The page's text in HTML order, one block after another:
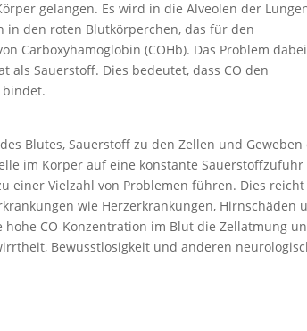
gelangen. Es wird in die Alveolen der
in den roten Blutkörperchen, das für den
Carboxyhämoglobin (COHb). Das Problem
als Sauerstoff. Dies bedeutet, dass CO den
bindet.
Blutes, Sauerstoff zu den Zellen und Geweben
im Körper auf eine konstante Sauerstoffzufuhr
einer Vielzahl von Problemen führen. Dies reicht
wie Herzerkrankungen, Hirnschäden
CO-Konzentration im Blut die Zellatmung
Bewusstlosigkeit und anderen